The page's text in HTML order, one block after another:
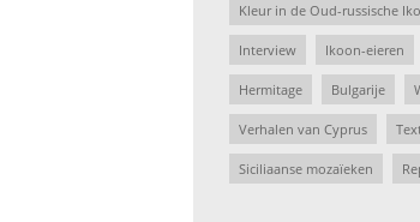
Kleur in de Oud-russische
Interview Ikoon-eieren
Hermitage Bulgarije
Verhalen van Cyprus
Siciliaanse mozaïeken